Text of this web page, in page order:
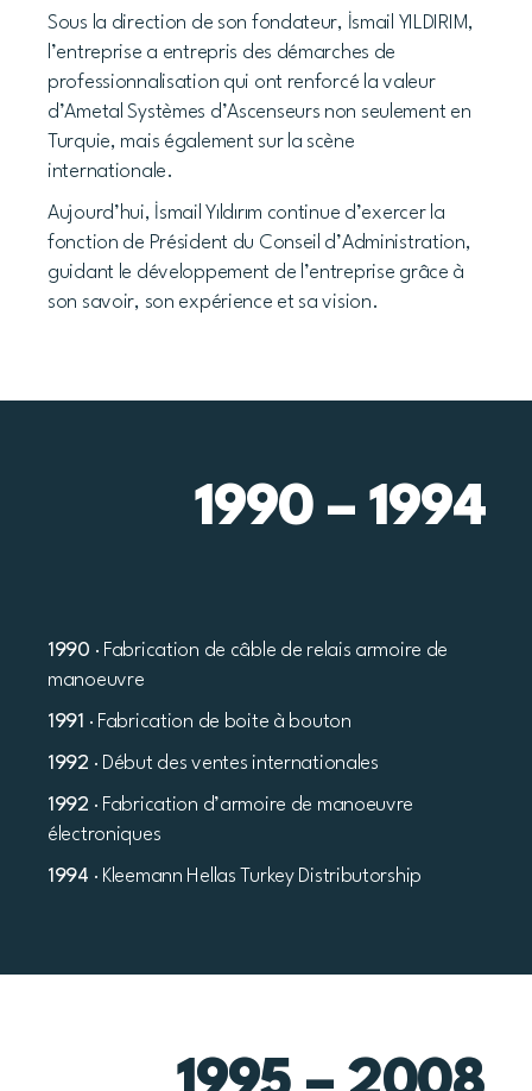
Sous la direction de son fondateur, İsmail YILDIRIM,
l’entreprise a entrepris des démarches de
professionnalisation qui ont renforcé la valeur
d’Ametal Systèmes d’Ascenseurs non seulement en
Turquie, mais également sur la scène
internationale.
Aujourd’hui, İsmail Yıldırım continue d’exercer la
fonction de Président du Conseil d’Administration,
guidant le développement de l’entreprise grâce à
son savoir, son expérience et sa vision.
1990 – 1994
1990 · Fabrication de câble de relais armoire de
manoeuvre
1991 · Fabrication de boite à bouton
1992 · Début des ventes internationales
1992 · Fabrication d’armoire de manoeuvre
électroniques
1994 · Kleemann Hellas Turkey Distributorship